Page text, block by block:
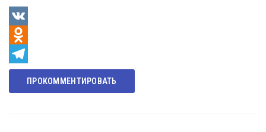
VK
Odnoklassniki
Telegram
ПРОКОММЕНТИРОВАТЬ